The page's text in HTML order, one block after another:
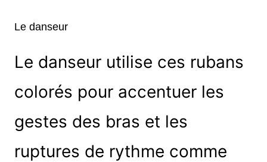
Le danseur
Le danseur utilise ces rubans
colorés pour accentuer les
gestes des bras et les
ruptures de rythme comme